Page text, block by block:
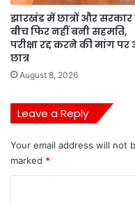
झारखंड में छात्रों और
बीच फिर नहीं बनी सहमति,
परीक्षा रद्द करने की मांग पर
छात्र
August 8, 2026
Leave a Reply
Your email address will not
marked *